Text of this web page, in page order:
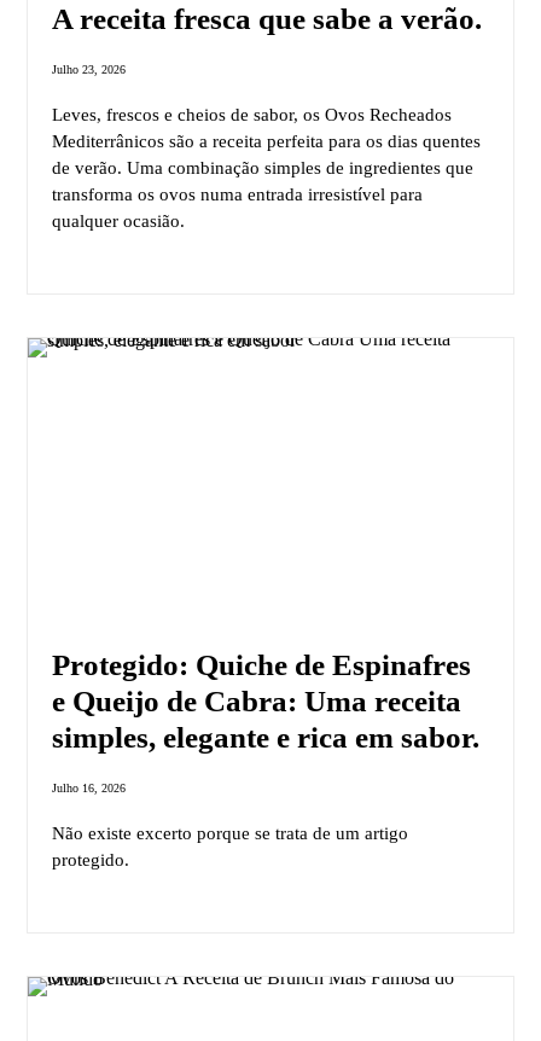
A receita fresca que sabe a verão.
Julho 23, 2026
Leves, frescos e cheios de sabor, os Ovos Recheados
Mediterrânicos são a receita perfeita para os dias quentes
de verão. Uma combinação simples de ingredientes que
transforma os ovos numa entrada irresistível para
qualquer ocasião.
Protegido: Quiche de Espinafres
e Queijo de Cabra: Uma receita
simples, elegante e rica em sabor.
Julho 16, 2026
Não existe excerto porque se trata de um artigo
protegido.